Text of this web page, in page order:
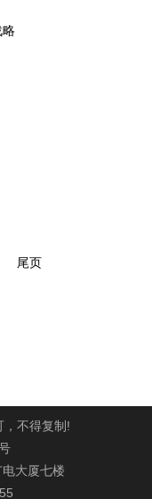
略
尾页
，不得复制!
大厦七楼